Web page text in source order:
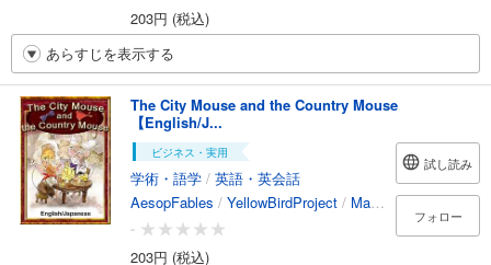
203円 (税込)
あらすじを表示する
The City Mouse and the Country Mouse
【English/J...
ビジネス・実用
学術・語学 / 英語・英会話
AesopFables / YellowBirdProject / MakikoYamazaki /
-
203円 (税込)
試し読み
フォロー